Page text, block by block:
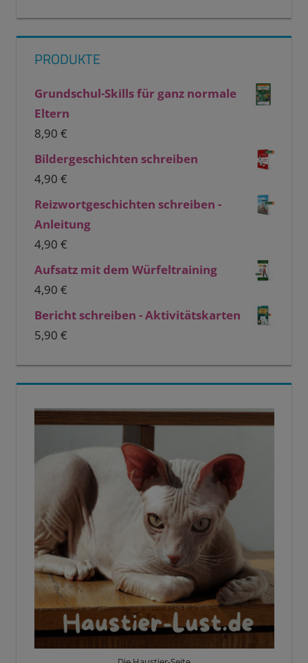
PRODUKTE
Grundschul-Skills für ganz normale
Eltern
8,90 €
Bildergeschichten schreiben
4,90 €
Reizwortgeschichten schreiben -
Anleitung
4,90 €
Aufsatz mit dem Würfeltraining
4,90 €
Bericht schreiben - Aktivitätskarten
5,90 €